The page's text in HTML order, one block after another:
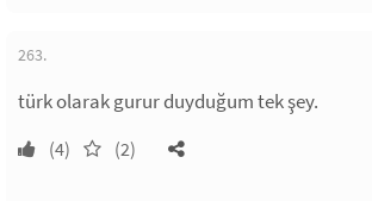
263.
türk olarak gurur duyduğum tek şey.
(4) (2)